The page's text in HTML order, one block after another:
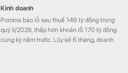
Kinh doanh
Pomina báo lỗ sau thuế 146 tỷ đồng trong
quý II/2026, thấp hơn khoản lỗ 170 tỷ đồng
cùng kỳ năm trước. Lũy kế 6 tháng, doanh